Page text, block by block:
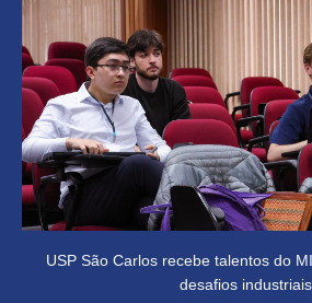
USP São Carlos recebe talentos do
desafios industriais